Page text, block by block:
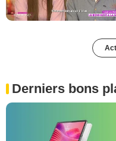
Derniers bons